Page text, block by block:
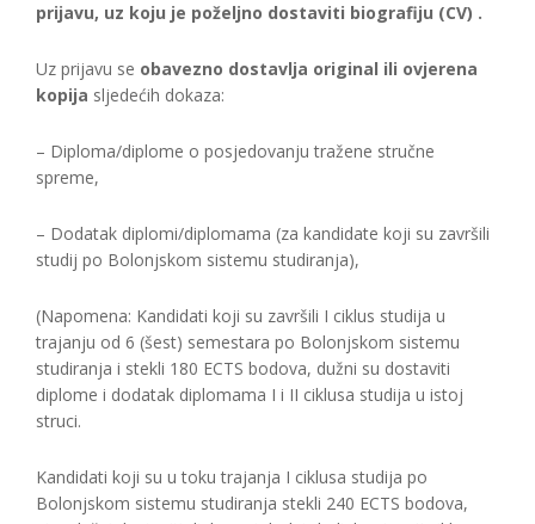
prijavu, uz koju je poželjno dostaviti biografiju (CV) .
Uz prijavu se obavezno dostavlja original ili ovjerena
kopija sljedećih dokaza:
– Diploma/diplome o posjedovanju tražene stručne
spreme,
– Dodatak diplomi/diplomama (za kandidate koji su završili
studij po Bolonjskom sistemu studiranja),
(Napomena: Kandidati koji su završili I ciklus studija u
trajanju od 6 (šest) semestara po Bolonjskom sistemu
studiranja i stekli 180 ECTS bodova, dužni su dostaviti
diplome i dodatak diplomama I i II ciklusa studija u istoj
struci.
Kandidati koji su u toku trajanja I ciklusa studija po
Bolonjskom sistemu studiranja stekli 240 ECTS bodova,